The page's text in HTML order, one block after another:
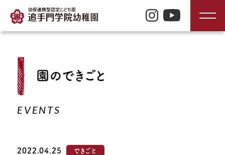
TOP
入園のご案内
園のできごと
EVENTS
2022.04.25 できごと